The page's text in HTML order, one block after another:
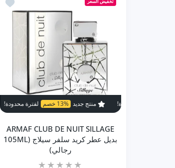
إضافة إلى السلة
منتج جديد 13% خصم لفترة محدودة! منتج جديد
ARMAF CLUB DE NUIT SILLAGE
بديل عطر كريد سلفر سيلاج (105ML
رجالي)